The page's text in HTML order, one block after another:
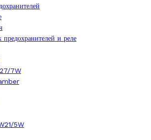
и реле
7W
5W